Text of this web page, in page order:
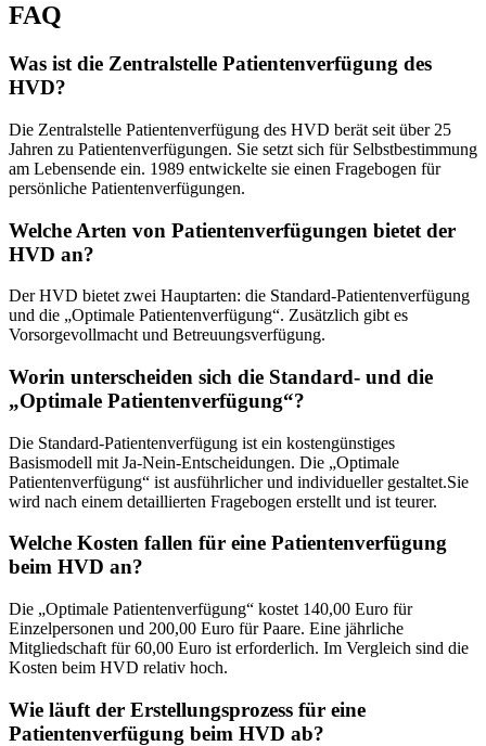
FAQ
Was ist die Zentralstelle Patientenverfügung des
HVD?
Die Zentralstelle Patientenverfügung des HVD berät seit über 25
Jahren zu Patientenverfügungen. Sie setzt sich für Selbstbestimmung
am Lebensende ein. 1989 entwickelte sie einen Fragebogen für
persönliche Patientenverfügungen.
Welche Arten von Patientenverfügungen bietet der
HVD an?
Der HVD bietet zwei Hauptarten: die Standard-Patientenverfügung
und die „Optimale Patientenverfügung“. Zusätzlich gibt es
Vorsorgevollmacht und Betreuungsverfügung.
Worin unterscheiden sich die Standard- und die
„Optimale Patientenverfügung“?
Die Standard-Patientenverfügung ist ein kostengünstiges
Basismodell mit Ja-Nein-Entscheidungen. Die „Optimale
Patientenverfügung“ ist ausführlicher und individueller gestaltet.Sie
wird nach einem detaillierten Fragebogen erstellt und ist teurer.
Welche Kosten fallen für eine Patientenverfügung
beim HVD an?
Die „Optimale Patientenverfügung“ kostet 140,00 Euro für
Einzelpersonen und 200,00 Euro für Paare. Eine jährliche
Mitgliedschaft für 60,00 Euro ist erforderlich. Im Vergleich sind die
Kosten beim HVD relativ hoch.
Wie läuft der Erstellungsprozess für eine
Patientenverfügung beim HVD ab?